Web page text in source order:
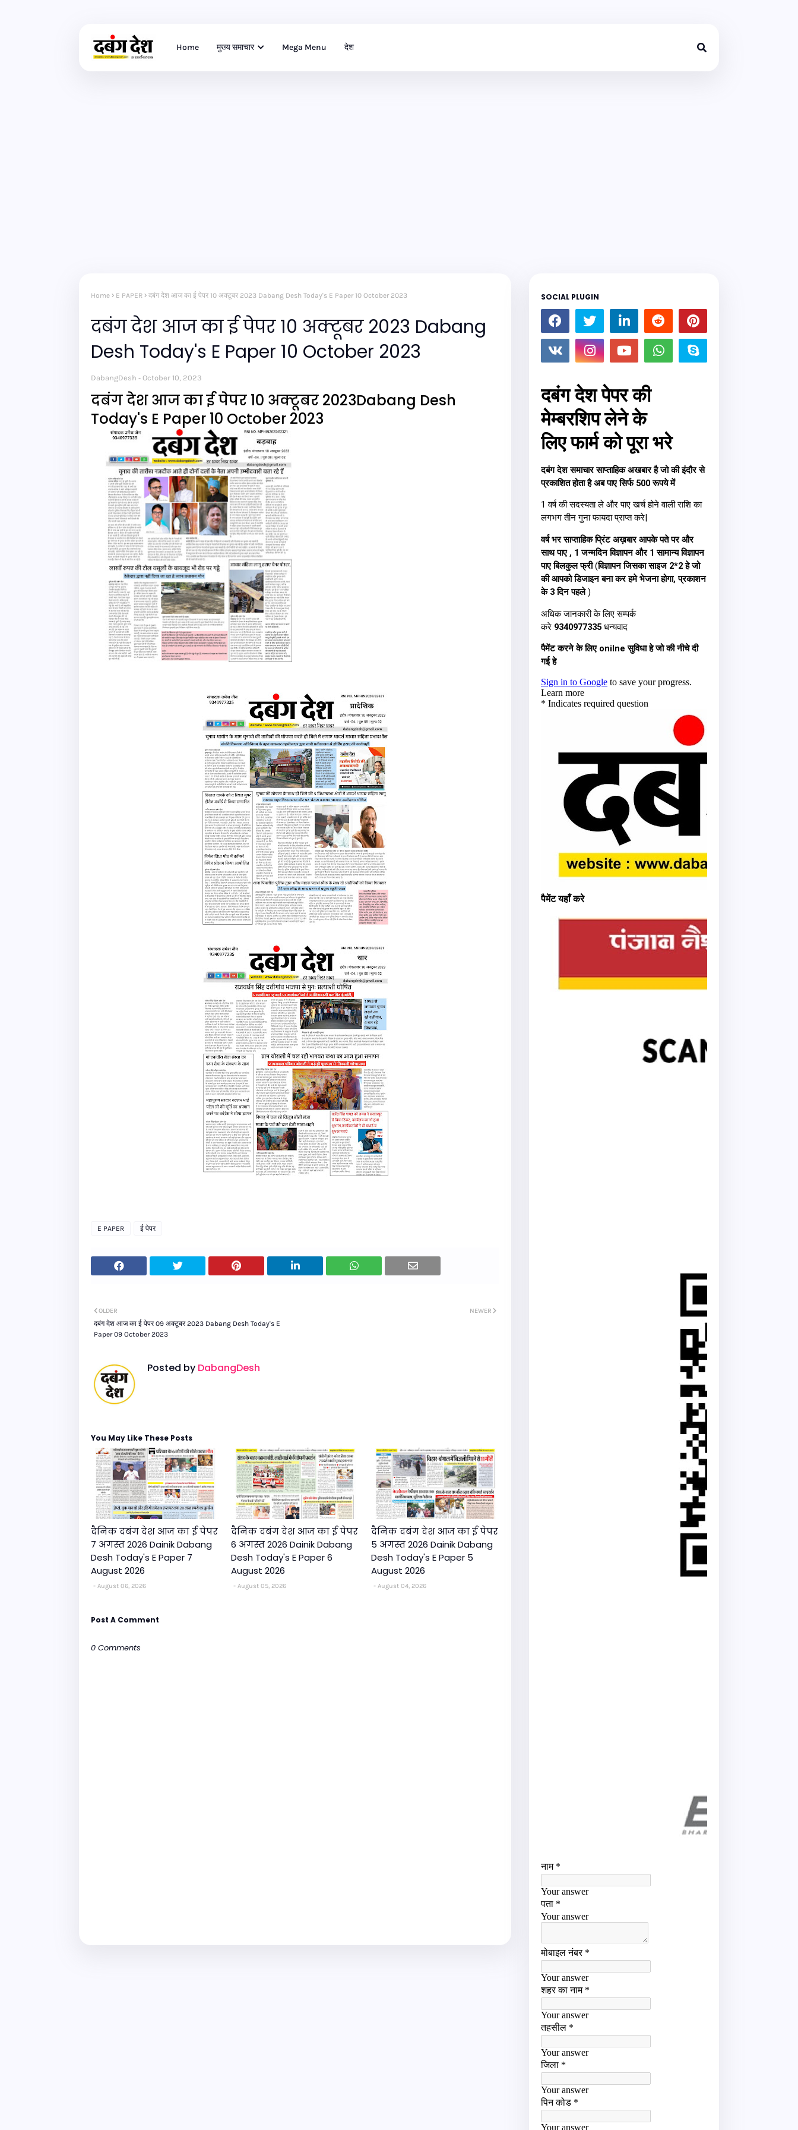
Home मुख्य समाचार Mega Menu देश
Home E PAPER दबंग देश आज का ई पेपर 10 अक्टूबर 2023 Dabang Desh Today's E Paper 10 October 2023
दबंग देश आज का ई पेपर 10 अक्टूबर 2023 Dabang
Desh Today's E Paper 10 October 2023
DabangDesh October 10, 2023
दबंग देश आज का ई पेपर 10 अक्टूबर 2023Dabang Desh
Today's E Paper 10 October 2023
E PAPER ई पेपर
NEWER
OLDER
दबंग देश आज का ई पेपर 09 अक्टूबर 2023 Dabang Desh Today's E
Paper 09 October 2023
Posted by DabangDesh
You May Like These Posts
दैनिक दबंग देश आज का ई पेपर
7 अगस्त 2026 Dainik Dabang
Desh Today's E Paper 7
August 2026
August 06, 2026
दैनिक दबंग देश आज का ई पेपर
6 अगस्त 2026 Dainik Dabang
Desh Today's E Paper 6
August 2026
August 05, 2026
दैनिक दबंग देश आज का ई पेपर
5 अगस्त 2026 Dainik Dabang
Desh Today's E Paper 5
August 2026
August 04, 2026
Post A Comment
0 Comments
SOCIAL PLUGIN